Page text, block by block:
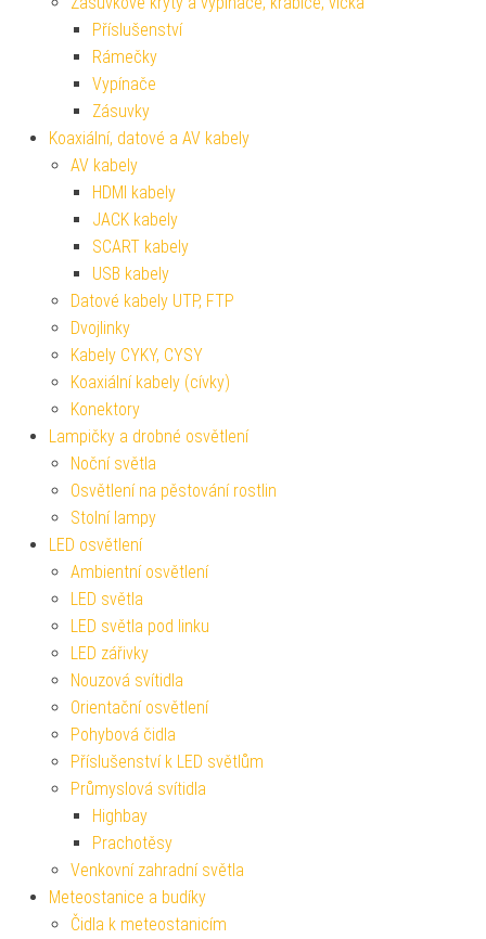
Příslušenství
Rámečky
Vypínače
Zásuvky
Koaxiální, datové a AV kabely
AV kabely
HDMI kabely
JACK kabely
SCART kabely
USB kabely
Datové kabely UTP, FTP
Dvojlinky
Kabely CYKY, CYSY
Koaxiální kabely (cívky)
Konektory
Lampičky a drobné osvětlení
Noční světla
Osvětlení na pěstování rostlin
Stolní lampy
LED osvětlení
Ambientní osvětlení
LED světla
LED světla pod linku
LED zářivky
Nouzová svítidla
Orientační osvětlení
Pohybová čidla
Příslušenství k LED světlům
Průmyslová svítidla
Highbay
Prachotěsy
Venkovní zahradní světla
Meteostanice a budíky
Čidla k meteostanicím